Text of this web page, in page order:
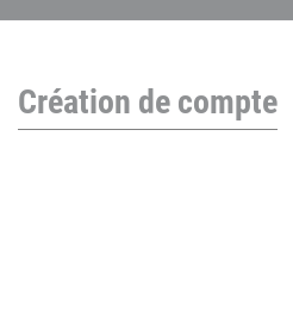
Création de compte